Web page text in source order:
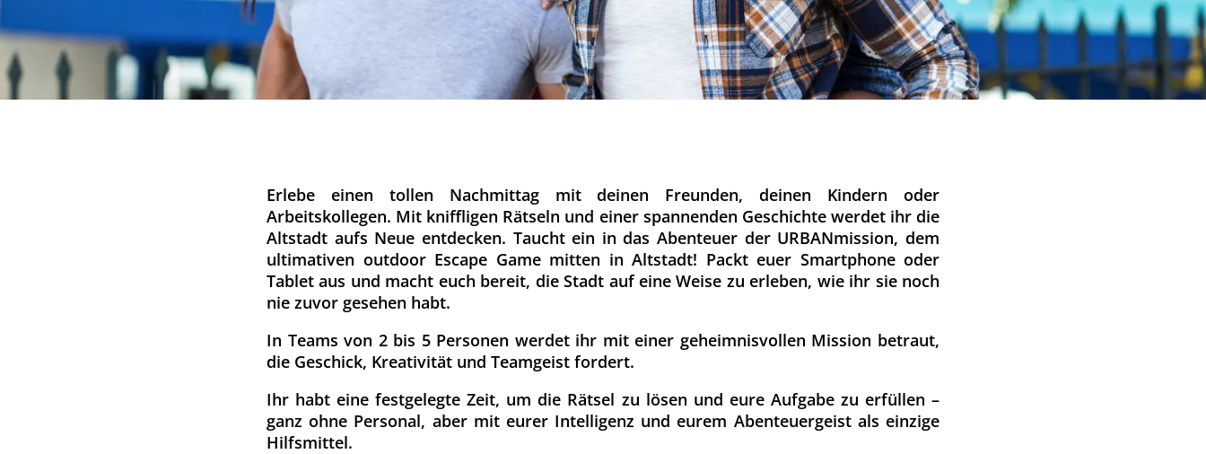
Erlebe einen tollen Nachmittag mit deinen Freunden, deinen Kindern oder
Arbeitskollegen. Mit kniffligen Rätseln und einer spannenden Geschichte werdet ihr die
Altstadt aufs Neue entdecken. Taucht ein in das Abenteuer der URBANmission, dem
ultimativen outdoor Escape Game mitten in Altstadt! Packt euer Smartphone oder
Tablet aus und macht euch bereit, die Stadt auf eine Weise zu erleben, wie ihr sie noch
nie zuvor gesehen habt.
In Teams von 2 bis 5 Personen werdet ihr mit einer geheimnisvollen Mission betraut,
die Geschick, Kreativität und Teamgeist fordert.
Ihr habt eine festgelegte Zeit, um die Rätsel zu lösen und eure Aufgabe zu erfüllen –
ganz ohne Personal, aber mit eurer Intelligenz und eurem Abenteuergeist als einzige
Hilfsmittel.